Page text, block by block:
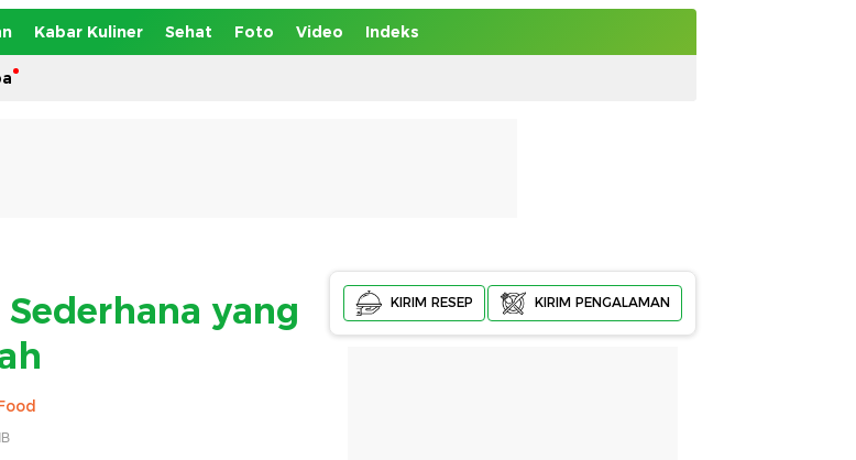
Kabar Kuliner Sehat Foto Video Indeks
yang
KIRIM RESEP KIRIM PENGALAMAN